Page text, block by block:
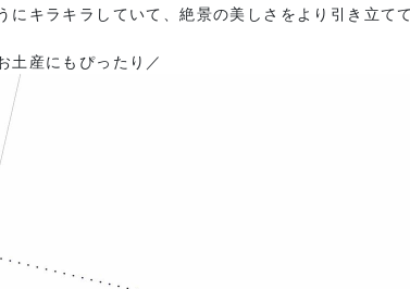
にキラキラしていて、絶景の美しさをより引き立て
土産にもぴったり／